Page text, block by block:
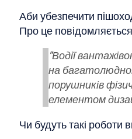
Аби убезпечити
Про це
"Водії
на
порушників
елементом
Чи будуть такі роботи